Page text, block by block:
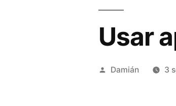
Usar
Publicado
Damián 3